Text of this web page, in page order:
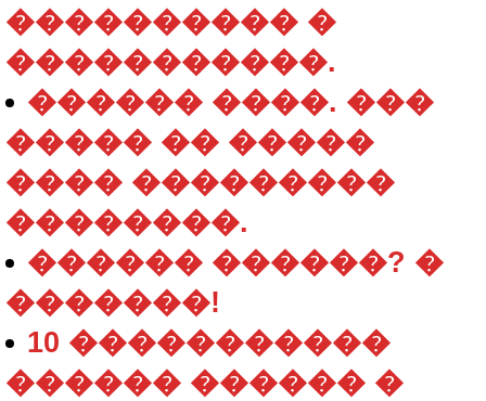
���������� �
�����������.
������ ����. ���
����� �� �����
���� ���������
��������.
������ ������? �
�������!
10 �����������
������ ������ �